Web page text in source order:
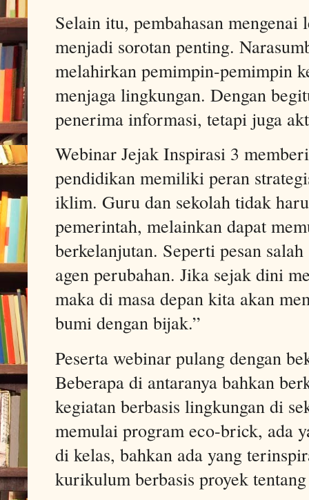
Selain itu, pembahasan
menjadi sorotan penting.
melahirkan pemimpin-pemimpin
menjaga lingkungan. Dengan
penerima informasi, tetapi juga
Webinar Jejak Inspirasi 3
pendidikan memiliki peran
iklim. Guru dan sekolah tidak
pemerintah, melainkan dapat
berkelanjutan. Seperti pesan
agen perubahan. Jika sejak dini
maka di masa depan kita akan
bumi dengan bijak.”
Peserta webinar pulang dengan
Beberapa di antaranya bahkan
kegiatan berbasis lingkungan di
memulai program eco-brick, ada
di kelas, bahkan ada yang
kurikulum berbasis proyek